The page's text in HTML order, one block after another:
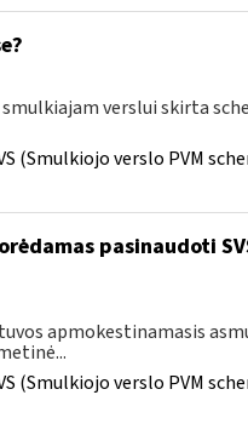
verslui skirta
(Smulkiojo verslo PVM
pasinaudoti
apmokestinamasis
(Smulkiojo verslo PVM